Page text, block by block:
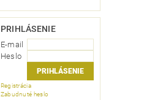
PRIHLÁSENIE
E-mail
Heslo
Registrácia
Zabudnuté heslo